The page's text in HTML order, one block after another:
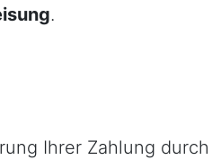
.
Ihrer Zahlung durch